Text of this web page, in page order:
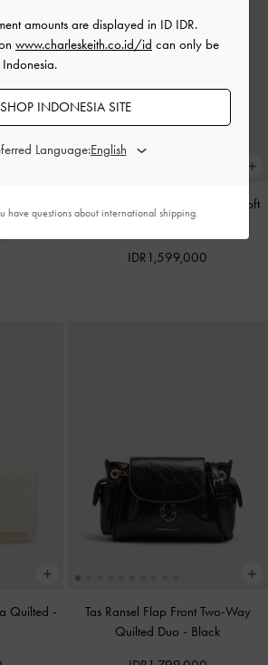
Soft
Pink
IDR1,599,000
Quilted -
Tas Ransel Flap Front Two-Way
Quilted Duo - Black
amounts are displayed in ID IDR.
www.charleskeith.co.id/id can only be
SHOP INDONESIA SITE
Language:
have questions about international shipping.